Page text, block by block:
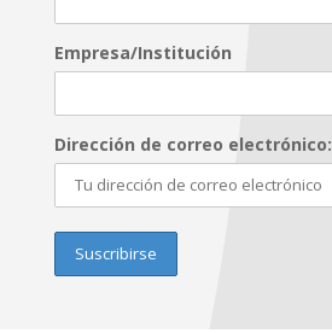
Empresa/Institución
Dirección de correo electrónico: